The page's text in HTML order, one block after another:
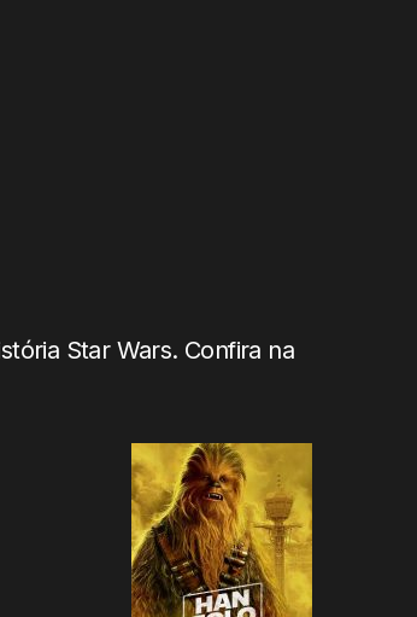
Star Wars. Confira na